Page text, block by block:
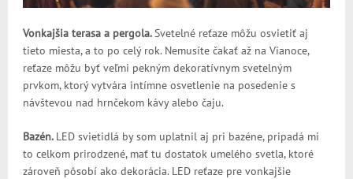
Vonkajšia terasa a pergola.Svetelné reťaze môžu osvietiť aj
tieto miesta, a to po celý rok. Nemusíte čakať až na Vianoce,
reťaze môžu byť veľmi pekným dekoratívnym svetelným
prvkom, ktorý vytvára intímne osvetlenie na posedenie s
návštevou nad hrnčekom kávy alebo čaju.
Bazén. LED svietidlá by som uplatnil aj pri bazéne, pripadá mi
to celkom prirodzené, mať tu dostatok umelého svetla, ktoré
zároveň pôsobí ako dekorácia. LED reťaze pre vonkajšie